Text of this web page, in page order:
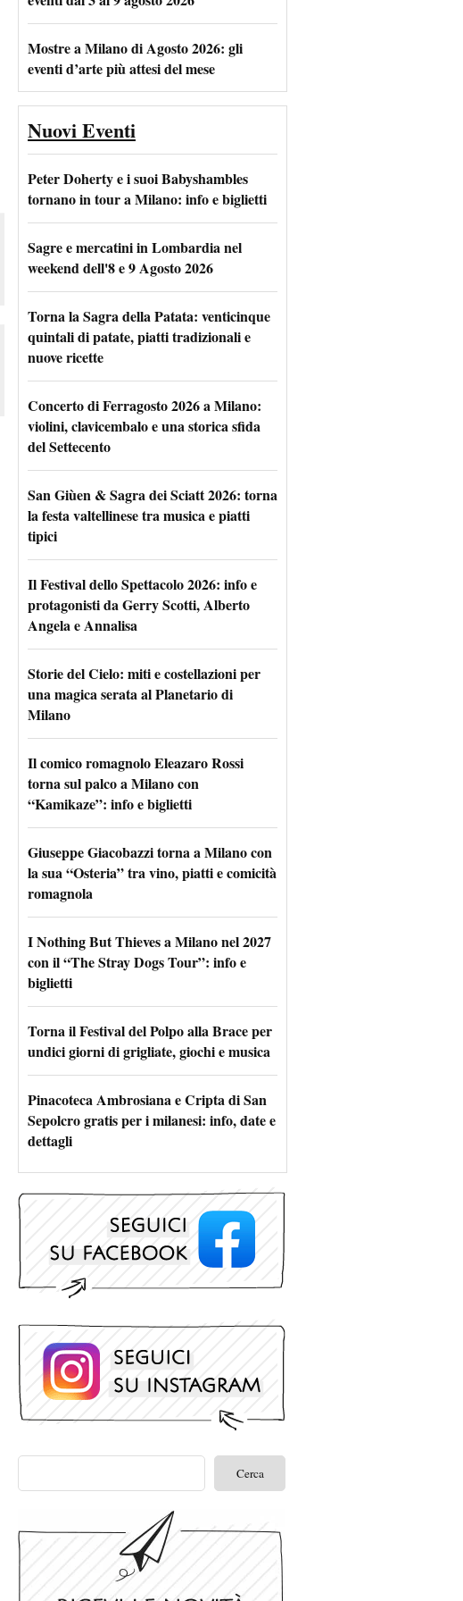
Mostre a Milano di Agosto 2026: gli
eventi d’arte più attesi del mese
Nuovi Eventi
Peter Doherty e i suoi Babyshambles
tornano in tour a Milano: info e biglietti
Sagre e mercatini in Lombardia nel
weekend dell'8 e 9 Agosto 2026
Torna la Sagra della Patata: venticinque
quintali di patate, piatti tradizionali e
nuove ricette
Concerto di Ferragosto 2026 a Milano:
violini, clavicembalo e una storica sfida
del Settecento
San Giùen & Sagra dei Sciatt 2026: torna
la festa valtellinese tra musica e piatti
tipici
Il Festival dello Spettacolo 2026: info e
protagonisti da Gerry Scotti, Alberto
Angela e Annalisa
Storie del Cielo: miti e costellazioni per
una magica serata al Planetario di
Milano
Il comico romagnolo Eleazaro Rossi
torna sul palco a Milano con
“Kamikaze”: info e biglietti
Giuseppe Giacobazzi torna a Milano con
la sua “Osteria” tra vino, piatti e comicità
romagnola
I Nothing But Thieves a Milano nel 2027
con il “The Stray Dogs Tour”: info e
biglietti
Torna il Festival del Polpo alla Brace per
undici giorni di grigliate, giochi e musica
Pinacoteca Ambrosiana e Cripta di San
Sepolcro gratis per i milanesi: info, date e
dettagli